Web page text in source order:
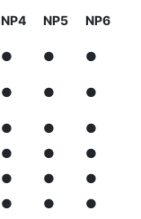
NP4 NP5 NP6
● ● ●
● ● ●
● ●
●
● ●
●
● ●
●
● ●
●